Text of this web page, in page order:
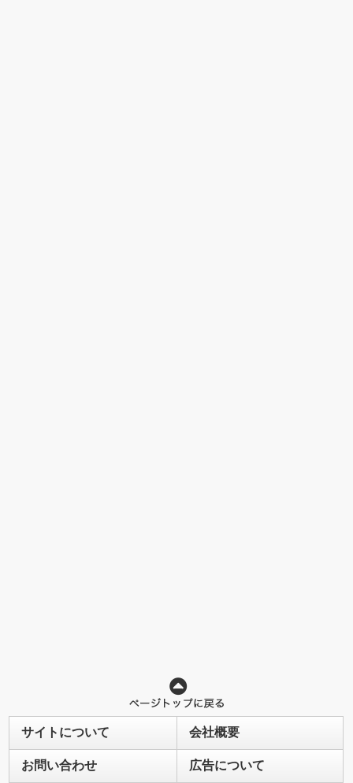
サイトについて 会社概要
お問い合わせ 広告について